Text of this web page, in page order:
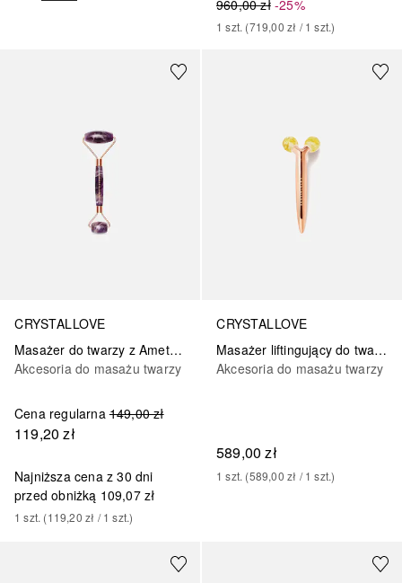
960,00 zł-25%
1 szt. (719,00 zł / 1 szt.)
CRYSTALLOVE
Masażer do twarzy z Ametystu
Akcesoria do masażu twarzy
Cena regularna 149,00 zł
119,20 zł
Najniższa cena z 30 dni
przed obniżką 109,07 zł
1 szt. (119,20 zł / 1 szt.)
CRYSTALLOVE
Masażer liftingujący do twarzy 3D z bursztynem cytrynowym
Akcesoria do masażu twarzy
589,00 zł
1 szt. (589,00 zł / 1 szt.)